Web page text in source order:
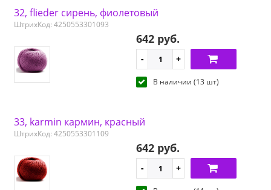
32, flieder сирень, фиолетовый
ШтрихКод: 4250553301093
642 руб.
В наличии (13 шт)
33, karmin кармин, красный
ШтрихКод: 4250553301109
642 руб.